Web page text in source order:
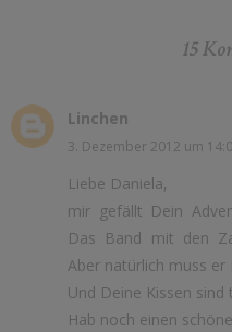
15
Linchen
3. Dezember 2012 um
Liebe Daniela,
mir gefällt Dein
Das Band mit den
Aber natürlich muss er
Und Deine Kissen sind
Hab noch einen